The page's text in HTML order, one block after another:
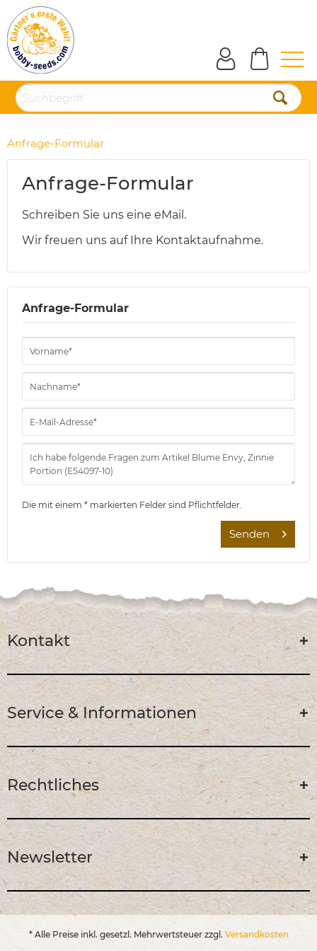
Anfrage-Formular
Anfrage-Formular
Schreiben Sie uns eine eMail.
Wir freuen uns auf Ihre Kontaktaufnahme.
Anfrage-Formular
Die mit einem * markierten Felder sind Pflichtfelder.
Senden
Kontakt
Service & Informationen
Rechtliches
Newsletter
* Alle Preise inkl. gesetzl. Mehrwertsteuer zzgl. Versandkosten